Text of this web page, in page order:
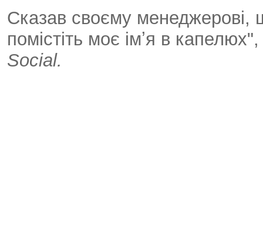
Сказав своєму
помістіть моє імʼя в
Social.